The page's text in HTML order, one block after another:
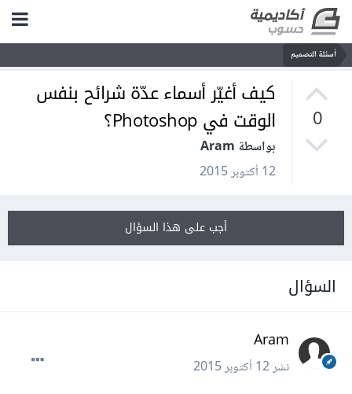
أسئلة التصميم
0
كيف أغيّر أسماء عدّة شرائح بنفس
الوقت في Photoshop؟
بواسطة Aram
12 أكتوبر 2015
أجب على هذا السؤال
السؤال
Aram
نشر12 أكتوبر 2015